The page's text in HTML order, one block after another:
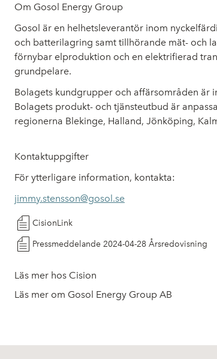
Om Gosol Energy Group
Gosol är en helhetsleverantör inom
och batterilagring samt tillhörande mät- och
förnybar elproduktion och en elektrifierad
grundpelare.
Bolagets kundgrupper och affärsområden är
Bolagets produkt- och tjänsteutbud är
regionerna Blekinge, Halland, Jönköping,
Kontaktuppgifter
För ytterligare information, kontakta:
jimmy.stensson@gosol.se
CisionLink
Pressmeddelande 2024-04-28 Årsredovisning
Läs mer hos Cision
Läs mer om Gosol Energy Group AB